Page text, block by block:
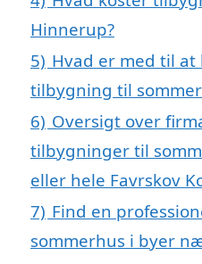
Hinnerup?
5) Hvad er med til at
tilbygning til
6) Oversigt over
tilbygninger til
eller hele Favrskov
7) Find en
sommerhus i byer